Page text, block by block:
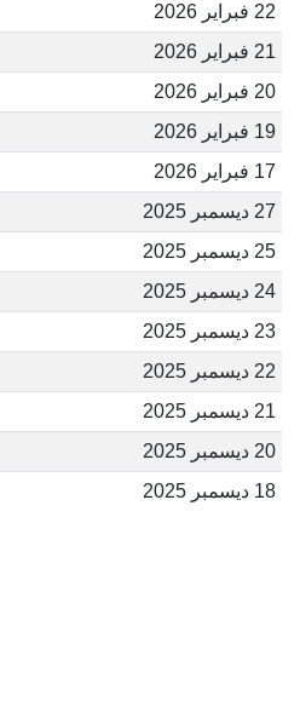
22 فبراير 2026
21 فبراير 2026
20 فبراير 2026
19 فبراير 2026
17 فبراير 2026
27 ديسمبر 2025
25 ديسمبر 2025
24 ديسمبر 2025
23 ديسمبر 2025
22 ديسمبر 2025
21 ديسمبر 2025
20 ديسمبر 2025
18 ديسمبر 2025